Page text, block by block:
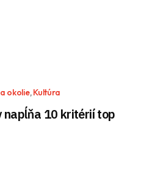
okolie,Kultúra
napĺňa 10 kritérií top